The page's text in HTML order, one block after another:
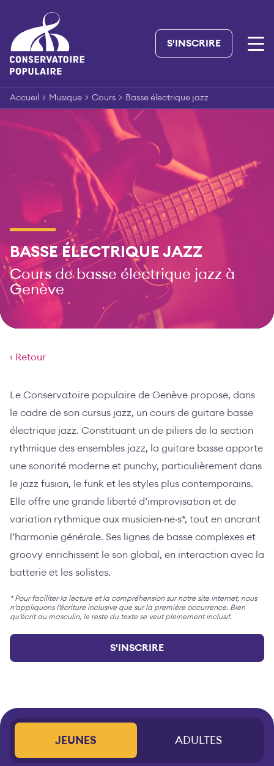
content
S'INSCRIRE
Accueil > Musique > Cours > Basse électrique jazz
BASSE ÉLECTRIQUE JAZZ
Cours de basse électrique jazz à
Genève
‹ Retour
Le Conservatoire populaire de Genève propose, dans
le cadre de son cursus jazz, un cours de guitare basse
électrique jazz. Constituant un de piliers de la section
rythmique des ensembles jazz, la guitare basse apporte
une sonorité moderne et punchy, particulièrement dans
le jazz fusion, le funk et les styles plus contemporains.
Elle offre une grande liberté d’improvisation et de
variation rythmique aux musicien·ne·s*, tout en ancrant
l’harmonie générale. Ses lignes de basse complexes et
groovy enrichissent le son global, en interaction avec la
batterie et les solistes.
* Pour faciliter la lecture et la compréhension sur notre site internet, nous
n’appliquons l’écriture inclusive que sur la première occurrence. Bien
qu’écrit au masculin, le reste du texte se veut pleinement inclusif.
S'INSCRIRE
JEUNES ADULTES